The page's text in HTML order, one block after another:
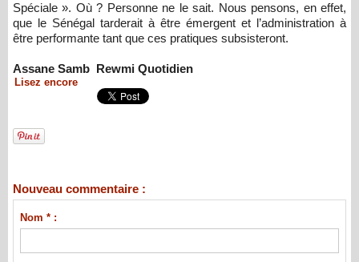
Spéciale ». Où ? Personne ne le sait. Nous pensons, en effet,
que le Sénégal tarderait à être émergent et l’administration à
être performante tant que ces pratiques subsisteront.
Assane Samb Rewmi Quotidien
Lisez encore
Nouveau commentaire :
Nom * :